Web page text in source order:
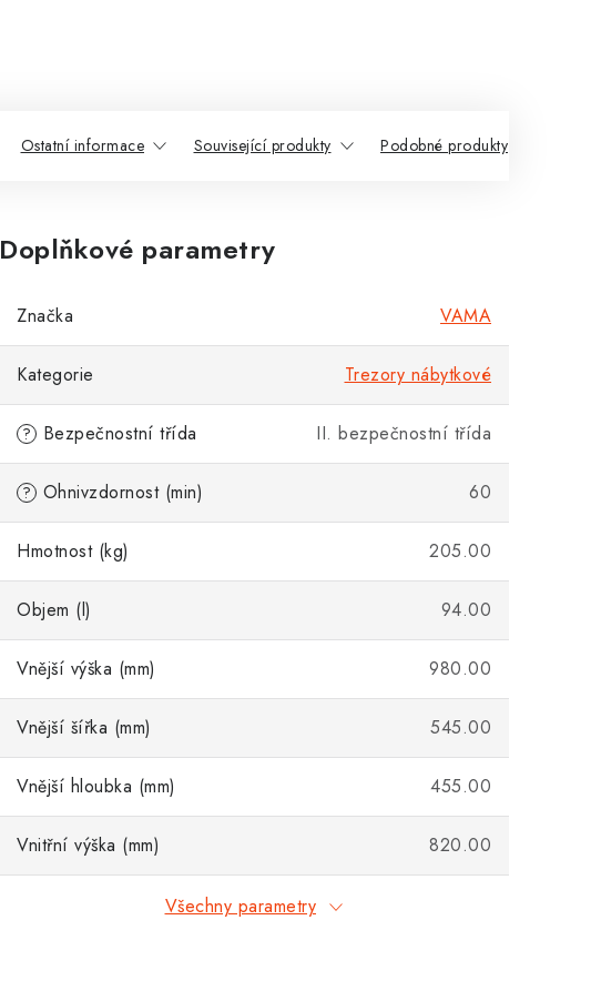
Ostatní informace Související produkty Podobné produkty
Doplňkové parametry
Značka VAMA
Kategorie Trezory nábytkové
? Bezpečnostní třída II. bezpečnostní třída
? Ohnivzdornost (min) 60
Hmotnost (kg) 205.00
Objem (l) 94.00
Vnější výška (mm) 980.00
Vnější šířka (mm) 545.00
Vnější hloubka (mm) 455.00
Vnitřní výška (mm) 820.00
Všechny parametry